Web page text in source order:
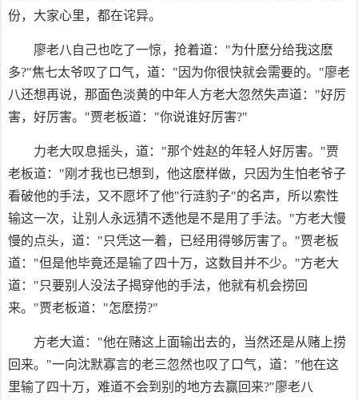
份，大家心里，都在诧异。
廖老八自己也吃了一惊，抢着道："为什麽分给我这麽
多?"焦七太爷叹了口气，道："因为你很快就会需要的。"廖老
八还想再说，那面色淡黄的中年人方老大忽然失声道："好厉
害，好厉害。"贾老板道："你说谁好厉害?"
力老大叹息摇头，道："那个姓赵的年轻人好厉害。"贾
老板道："刚才我也已想到，他这麽样做，只因为生怕老爷子
看破他的手法，又不愿坏了他"行涟豹子"的名声，所以索性
输这一次，让别人永远猜不透他是不是用了手法。"方老大慢
慢的点头，道："只凭这一着，已经用得够厉害了。"贾老板
道："但是他毕竟还是输了四十万，这数目并不少。"方老大
道："只要别人没法子揭穿他的手法，他就有机会捞回
来。"贾老板道："怎麽捞?"
方老大道："他在赌这上面输出去的，当然还是从赌上捞
回来。"一向沈默寡言的老三忽然也叹了口气，道："他在这
里输了四十万，难道不会到别的地方去赢回来?"廖老八